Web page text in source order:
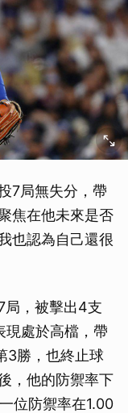
7局無失分，帶
焦在他未來是否
也認為自己還很
局，被擊出4支
現處於高檔，帶
3勝，也終止球
，他的防禦率下
位防禦率在1.00